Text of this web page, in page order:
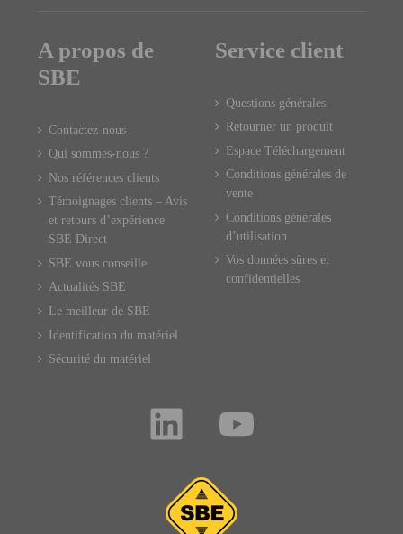
A propos de
SBE
Contactez-nous
Qui sommes-nous ?
Nos références clients
Témoignages clients – Avis
et retours d’expérience
SBE Direct
SBE vous conseille
Actualités SBE
Le meilleur de SBE
Identification du matériel
Sécurité du matériel
Service client
Questions générales
Retourner un produit
Espace Téléchargement
Conditions générales de
vente
Conditions générales
d’utilisation
Vos données sûres et
confidentielles